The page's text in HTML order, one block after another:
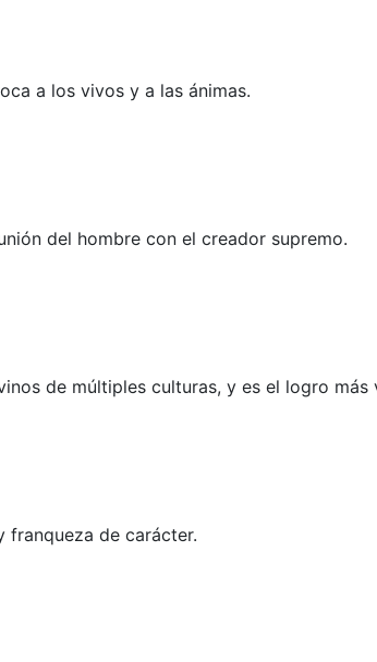
a los vivos y a las ánimas.
del hombre con el creador supremo.
de múltiples culturas, y es el logro
franqueza de carácter.